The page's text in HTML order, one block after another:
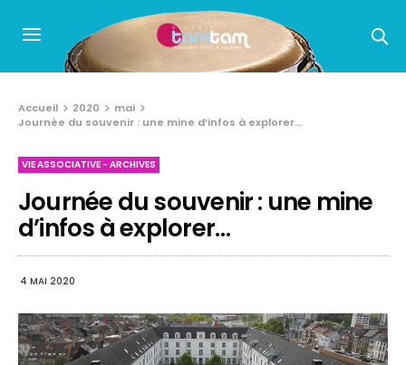
Accueil 2020
mai
Journée du souvenir : une mine d’infos à explorer…
VIE ASSOCIATIVE - ARCHIVES
Journée du souvenir : une mine
d’infos à explorer…
4 MAI 2020